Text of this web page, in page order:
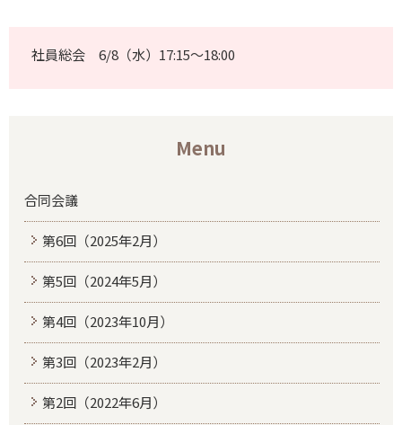
社員総会 6/8（水）17:15～18:00
Menu
合同会議
第6回（2025年2月）
第5回（2024年5月）
第4回（2023年10月）
第3回（2023年2月）
第2回（2022年6月）